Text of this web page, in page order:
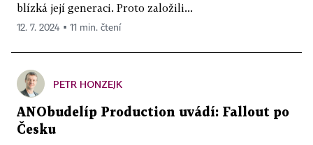
blízká její generaci. Proto založili...
12. 7. 2024 ▪ 11 min. čtení
PETR HONZEJK
ANObudelíp Production uvádí: Fallout po
Česku